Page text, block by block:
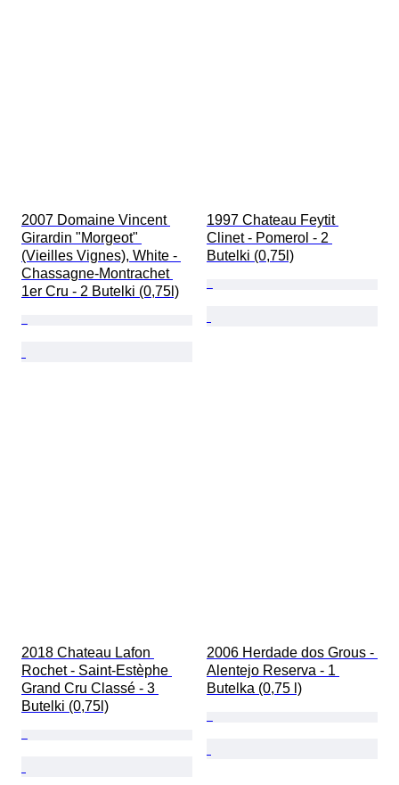
2007 Domaine Vincent
Girardin "Morgeot"
(Vieilles Vignes), White -
Chassagne-Montrachet
1er Cru - 2 Butelki (0,75l)
1997 Chateau Feytit
Clinet - Pomerol - 2
Butelki (0,75l)
2018 Chateau Lafon
Rochet - Saint-Estèphe
Grand Cru Classé - 3
Butelki (0,75l)
2006 Herdade dos Grous -
Alentejo Reserva - 1
Butelka (0,75 l)